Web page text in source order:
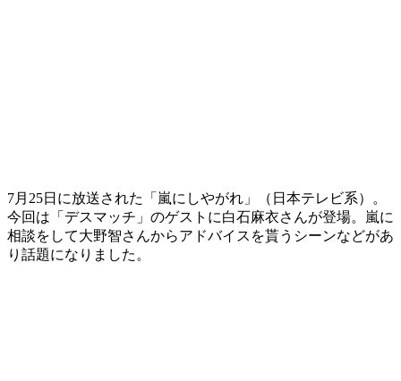
7月25日に放送された「嵐にしやがれ」（日本テレビ系）。
今回は「デスマッチ」のゲストに白石麻衣さんが登場。嵐に
相談をして大野智さんからアドバイスを貰うシーンなどがあ
り話題になりました。